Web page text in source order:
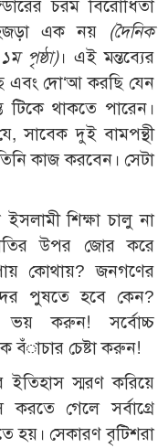
চরম বিরোধিতা
এক নয় (দৈনিক
পৃষ্ঠা)। এই মন্তব্যের
এবং দো‘আ করছি যেন
থাকতে পারেন।
সাবেক দুই বামপন্থী
তিনি কাজ করবেন। সেটা
শিক্ষা চালু না
জাতির উপর জোর করে
কোথায়? জনগণের
পুষতে হবে কেন?
ভয় করুন! সর্বোচ্চ
বঁাচার চেষ্টা করুন!
ইতিহাস স্মরণ করিয়ে
গেলে সর্বাগ্রে
হয়। সেকারণ বৃটিশরা